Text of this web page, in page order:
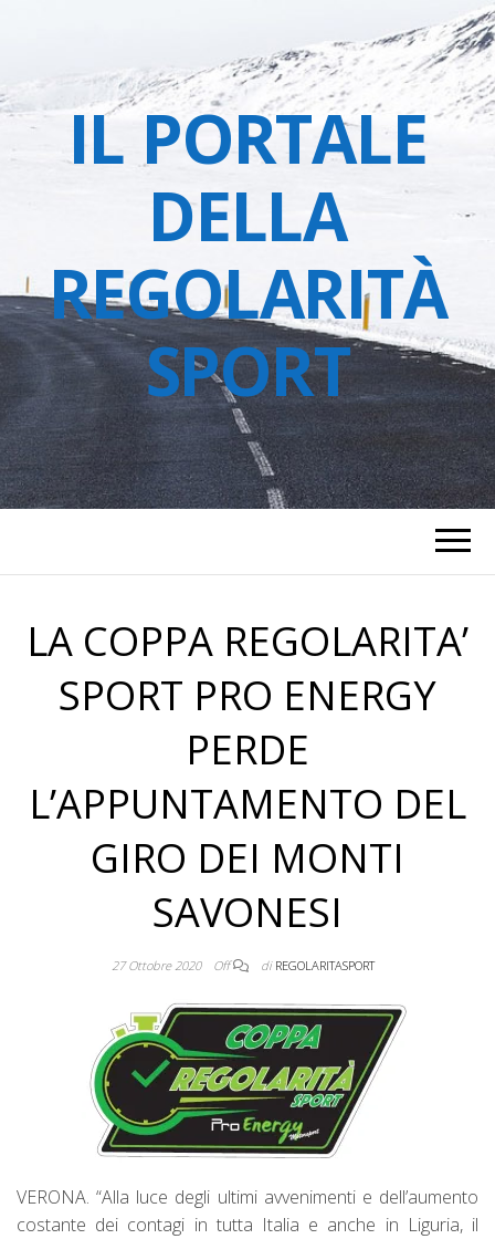
IL PORTALE
DELLA
REGOLARITÀ
SPORT
LA COPPA REGOLARITA’
SPORT PRO ENERGY
PERDE
L’APPUNTAMENTO DEL
GIRO DEI MONTI
SAVONESI
27 Ottobre 2020 Off di REGOLARITASPORT
VERONA. “Alla luce degli ultimi avvenimenti e dell’aumento
costante dei contagi in tutta Italia e anche in Liguria, il